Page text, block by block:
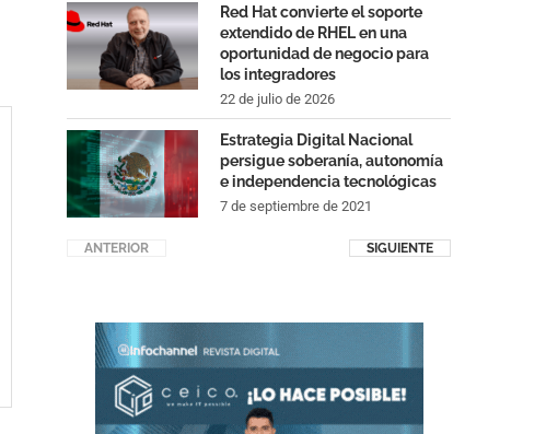
Red Hat convierte el soporte
extendido de RHEL en una
oportunidad de negocio para
los integradores
22 de julio de 2026
Estrategia Digital Nacional
persigue soberanía, autonomía
e independencia tecnológicas
7 de septiembre de 2021
ANTERIOR SIGUIENTE